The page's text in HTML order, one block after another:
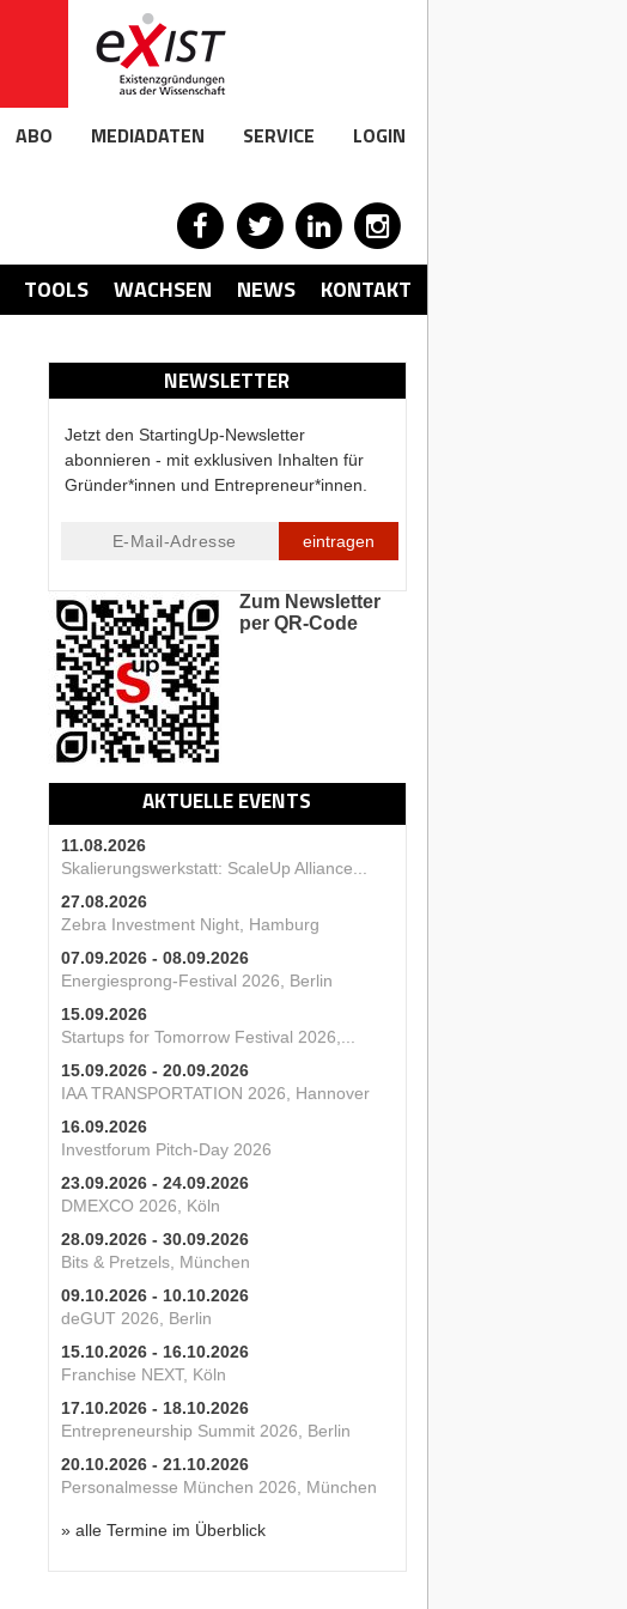
ABO MEDIADATEN SERVICE LOGIN
TOOLS WACHSEN NEWS KONTAKT
NEWSLETTER
Jetzt den StartingUp-Newsletter
abonnieren - mit exklusiven Inhalten für
Gründer*innen und Entrepreneur*innen.
eintragen
Zum Newsletter
per QR-Code
AKTUELLE EVENTS
11.08.2026
Skalierungswerkstatt: ScaleUp Alliance...
27.08.2026
Zebra Investment Night, Hamburg
07.09.2026 - 08.09.2026
Energiesprong-Festival 2026, Berlin
15.09.2026
Startups for Tomorrow Festival 2026,...
15.09.2026 - 20.09.2026
IAA TRANSPORTATION 2026, Hannover
16.09.2026
Investforum Pitch-Day 2026
23.09.2026 - 24.09.2026
DMEXCO 2026, Köln
28.09.2026 - 30.09.2026
Bits & Pretzels, München
09.10.2026 - 10.10.2026
deGUT 2026, Berlin
15.10.2026 - 16.10.2026
Franchise NEXT, Köln
17.10.2026 - 18.10.2026
Entrepreneurship Summit 2026, Berlin
20.10.2026 - 21.10.2026
Personalmesse München 2026, München
» alle Termine im Überblick